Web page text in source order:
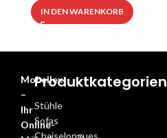
IN DEN WARENKORB
Mobellex
–
Ihr
Online-
Produktkategorien
Stühle
Sofas